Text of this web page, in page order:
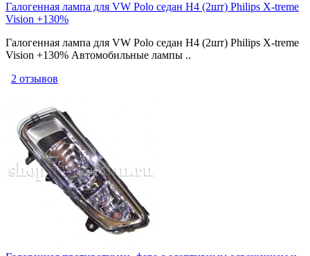
Галогенная лампа для VW Polo седан H4 (2шт) Philips X-treme
Vision +130%
Галогенная лампа для VW Polo седан H4 (2шт) Philips X-treme
Vision +130% Автомобильные лампы ..
2 отзывов